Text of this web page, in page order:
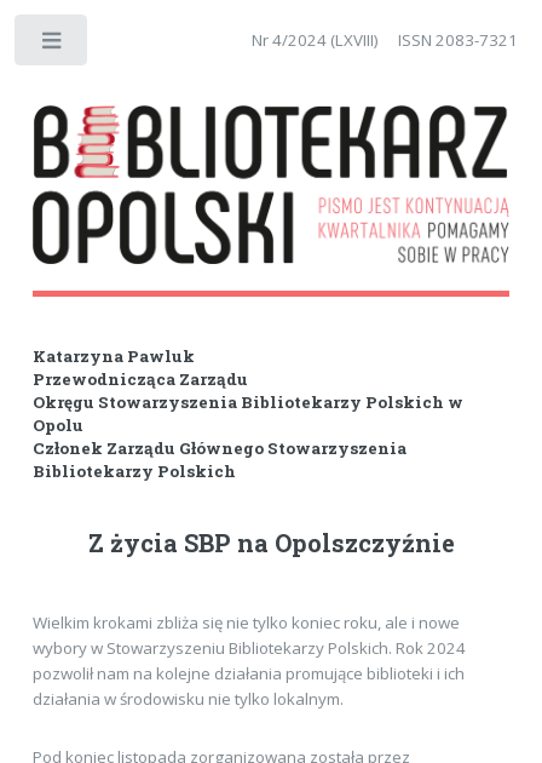
Nr 4/2024 (LXVIII) ISSN 2083-7321
Katarzyna Pawluk
Przewodnicząca Zarządu
Okręgu Stowarzyszenia Bibliotekarzy Polskich w
Opolu
Członek Zarządu Głównego Stowarzyszenia
Bibliotekarzy Polskich
Z życia SBP na Opolszczyźnie
Wielkim krokami zbliża się nie tylko koniec roku, ale i nowe
wybory w Stowarzyszeniu Bibliotekarzy Polskich. Rok 2024
pozwolił nam na kolejne działania promujące biblioteki i ich
działania w środowisku nie tylko lokalnym.
Pod koniec listopada zorganizowana została przez